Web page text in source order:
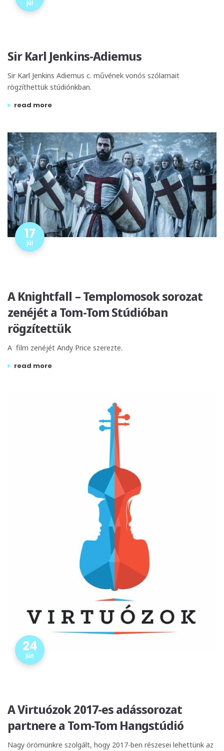
júl
Sir Karl Jenkins-Adiemus
Sir Karl Jenkins Adiemus c. művének vonós szólamait
rögzíthettük stúdiónkban.
read more
„sir karl jenkins-adiemus”
17
júl
A Knightfall – Templomosok sorozat
zenéjét a Tom-Tom Stúdióban
rögzítettük
A film zenéjét Andy Price szerezte.
read more
„a knightfall – templomosok sorozat zenéjét a tom-tom
24
jún
A Virtuózok 2017-es adássorozat
partnere a Tom-Tom Hangstúdió
Nagy örömünkre szolgált, hogy 2017-ben részesei lehettünk az